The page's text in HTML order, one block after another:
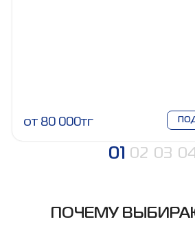
от 80 000тг
01 02 03
ПОЧЕМУ